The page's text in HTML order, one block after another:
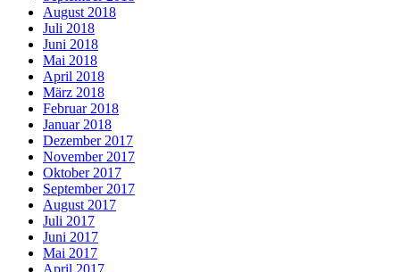
August 2018
Juli 2018
Juni 2018
Mai 2018
April 2018
März 2018
Februar 2018
Januar 2018
Dezember 2017
November 2017
Oktober 2017
September 2017
August 2017
Juli 2017
Juni 2017
Mai 2017